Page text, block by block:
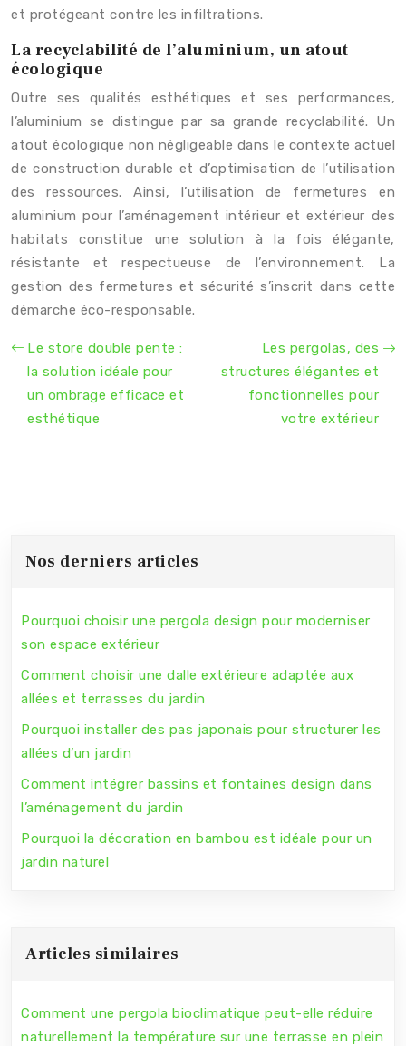
et protégeant contre les infiltrations.
La recyclabilité de l’aluminium, un atout
écologique
Outre ses qualités esthétiques et ses performances,
l’aluminium se distingue par sa grande recyclabilité. Un
atout écologique non négligeable dans le contexte actuel
de construction durable et d’optimisation de l’utilisation
des ressources. Ainsi, l’utilisation de fermetures en
aluminium pour l’aménagement intérieur et extérieur des
habitats constitue une solution à la fois élégante,
résistante et respectueuse de l’environnement. La
gestion des fermetures et sécurité s’inscrit dans cette
démarche éco-responsable.
Le store double pente :
la solution idéale pour
un ombrage efficace et
esthétique
Les pergolas, des
structures élégantes et
fonctionnelles pour
votre extérieur
Nos derniers articles
Pourquoi choisir une pergola design pour moderniser
son espace extérieur
Comment choisir une dalle extérieure adaptée aux
allées et terrasses du jardin
Pourquoi installer des pas japonais pour structurer les
allées d’un jardin
Comment intégrer bassins et fontaines design dans
l’aménagement du jardin
Pourquoi la décoration en bambou est idéale pour un
jardin naturel
Articles similaires
Comment une pergola bioclimatique peut-elle réduire
naturellement la température sur une terrasse en plein